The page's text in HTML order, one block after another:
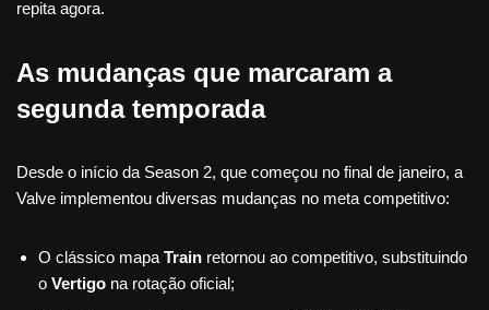
repita agora.
As mudanças que marcaram a
segunda temporada
Desde o início da Season 2, que começou no final de janeiro, a
Valve implementou diversas mudanças no meta competitivo:
O clássico mapa Train retornou ao competitivo, substituindo
o Vertigo na rotação oficial;